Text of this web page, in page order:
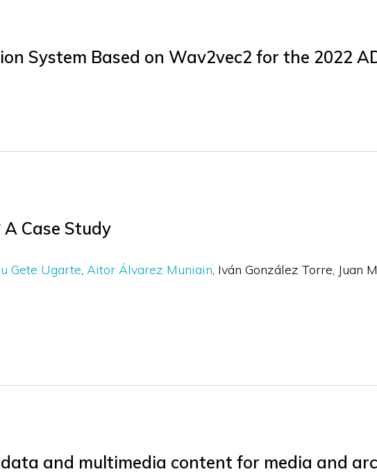
System Based on Wav2vec2 for the 2022
Case Study
Gete Ugarte Aitor Álvarez Muniain Iván González Torre Juan
and multimedia content for media and